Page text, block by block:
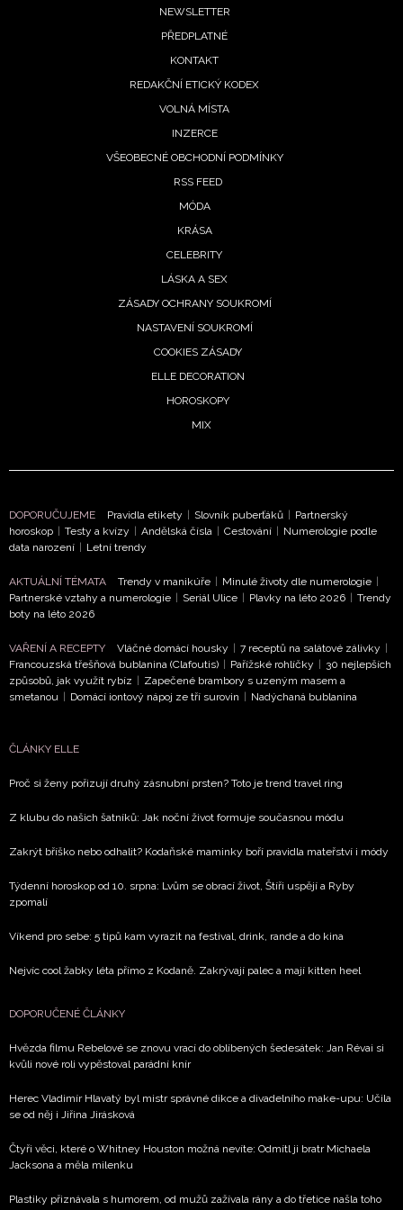
NEWSLETTER
PŘEDPLATNÉ
KONTAKT
REDAKČNÍ ETICKÝ KODEX
VOLNÁ MÍSTA
INZERCE
VŠEOBECNÉ OBCHODNÍ PODMÍNKY
RSS FEED
MÓDA
KRÁSA
CELEBRITY
LÁSKA A SEX
ZÁSADY OCHRANY SOUKROMÍ
NASTAVENÍ SOUKROMÍ
COOKIES ZÁSADY
ELLE DECORATION
HOROSKOPY
MIX
DOPORUČUJEME Pravidla etikety | Slovník puberťáků | Partnerský
horoskop | Testy a kvízy | Andělská čísla | Cestování | Numerologie podle
data narození | Letní trendy
AKTUÁLNÍ TÉMATA Trendy v manikúře | Minulé životy dle numerologie |
Partnerské vztahy a numerologie | Seriál Ulice | Plavky na léto 2026 | Trendy
boty na léto 2026
VAŘENÍ A RECEPTY Vláčné domácí housky | 7 receptů na salátové zálivky |
Francouzská třešňová bublanina (Clafoutis) | Pařížské rohlíčky | 30 nejlepších
způsobů, jak využít rybíz | Zapečené brambory s uzeným masem a
smetanou | Domácí iontový nápoj ze tří surovin | Nadýchaná bublanina
ČLÁNKY ELLE
Proč si ženy pořizují druhý zásnubní prsten? Toto je trend travel ring
Z klubu do našich šatníků: Jak noční život formuje současnou módu
Zakrýt bříško nebo odhalit? Kodaňské maminky boří pravidla mateřství i módy
Týdenní horoskop od 10. srpna: Lvům se obrací život, Štíři uspějí a Ryby
zpomalí
Víkend pro sebe: 5 tipů kam vyrazit na festival, drink, rande a do kina
Nejvíc cool žabky léta přímo z Kodaně. Zakrývají palec a mají kitten heel
DOPORUČENÉ ČLÁNKY
Hvězda filmu Rebelové se znovu vrací do oblíbených šedesátek: Jan Révai si
kvůli nové roli vypěstoval parádní knír
Herec Vladimír Hlavatý byl mistr správné dikce a divadelního make-upu: Učila
se od něj i Jiřina Jirásková
Čtyři věci, které o Whitney Houston možná nevíte: Odmítl ji bratr Michaela
Jacksona a měla milenku
Plastiky přiznávala s humorem, od mužů zažívala rány a do třetice našla toho